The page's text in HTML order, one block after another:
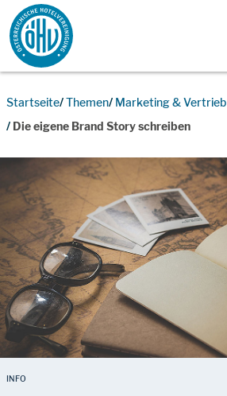
Zum Inhalt
Startseite Themen Marketing & Vertrieb
Die eigene Brand Story schreiben
INFO